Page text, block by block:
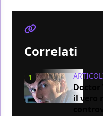
Correlati
1
Doctor
il vero